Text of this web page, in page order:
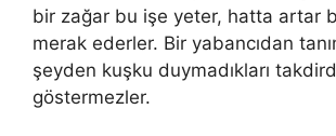
bir zağar bu işe yeter, hatta artar
merak ederler. Bir yabancıdan
şeyden kuşku duymadıkları
göstermezler.